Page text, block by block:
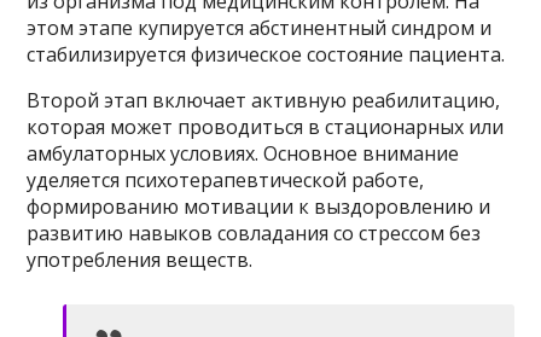
этом этапе купируется абстинентный синдром и
стабилизируется физическое состояние пациента.
Второй этап включает активную реабилитацию,
которая может проводиться в стационарных или
амбулаторных условиях. Основное внимание
уделяется психотерапевтической работе,
формированию мотивации к выздоровлению и
развитию навыков совладания со стрессом без
употребления веществ.